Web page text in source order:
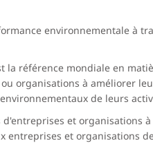
environnementale à
la référence mondiale en
organisations à améliorer
de leurs
et organisations
et organisations